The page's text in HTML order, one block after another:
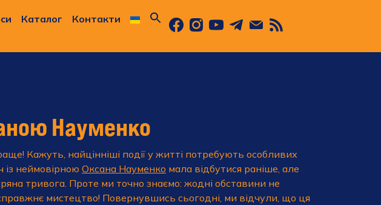
Каталог Контакти
Науменко
Кажуть, найцінніші події у житті потребують особливих
із неймовірною Оксана Науменко мала відбутися раніше, але
тривога. Проте ми точно знаємо: жодні обставини не
мистецтво! Повернувшись сьогодні, ми відчули, що ця